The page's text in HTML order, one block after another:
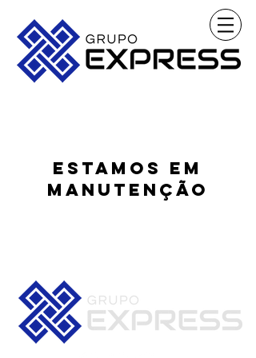
ESTAMOS EM
MANUTENÇÃO